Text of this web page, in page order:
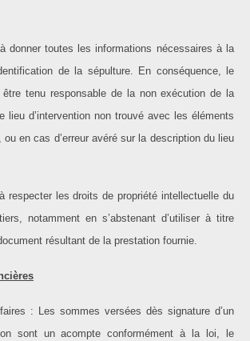
donner toutes les informations nécessaires à la
de la sépulture. En conséquence, le
être tenu responsable de la non exécution de la
lieu d’intervention non trouvé avec les éléments
en cas d’erreur avéré sur la description du lieu
respecter les droits de propriété intellectuelle du
notamment en s’abstenant d’utiliser à titre
résultant de la prestation fournie.
: Les sommes versées dès signature d’un
sont un acompte conformément à la loi, le